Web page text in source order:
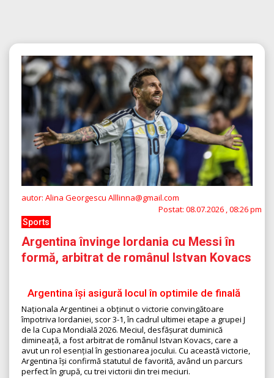
autor: Alina Georgescu Alllinna@gmail.com
Postat: 08.07.2026 , 08:26 pm
Sports
Argentina învinge Iordania cu Messi în
formă, arbitrat de românul Istvan Kovacs
Argentina își asigură locul în optimile de finală
Naționala Argentinei a obținut o victorie convingătoare
împotriva Iordaniei, scor 3-1, în cadrul ultimei etape a grupei J
de la Cupa Mondială 2026. Meciul, desfășurat duminică
dimineață, a fost arbitrat de românul Istvan Kovacs, care a
avut un rol esențial în gestionarea jocului. Cu această victorie,
Argentina își confirmă statutul de favorită, având un parcurs
perfect în grupă, cu trei victorii din trei meciuri.